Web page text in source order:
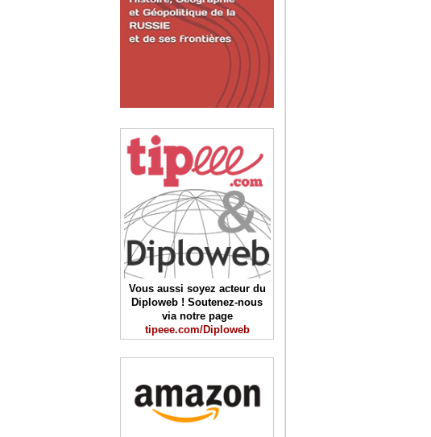
Vous aussi soyez acteur du
Diploweb ! Soutenez-nous
via notre page
tipeee.com/Diploweb